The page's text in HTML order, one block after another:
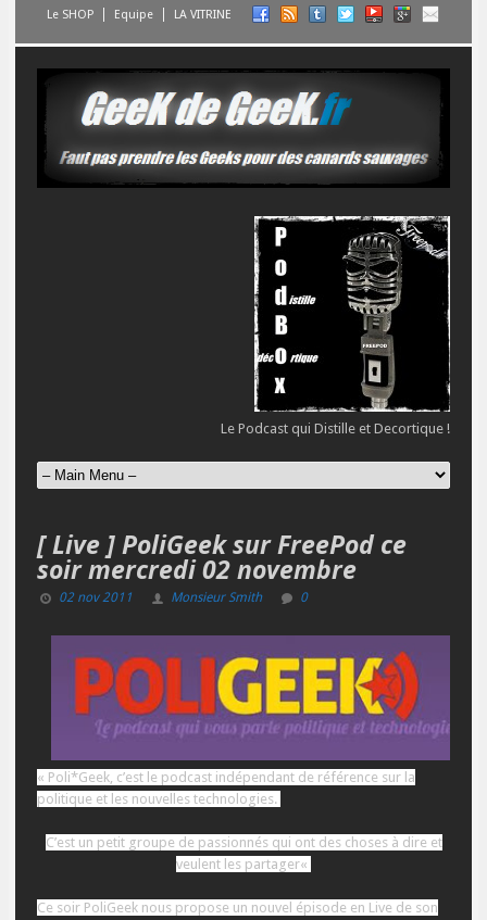
Le SHOP Equipe LA VITRINE
Le Podcast qui Distille et Decortique !
[ Live ] PoliGeek sur FreePod ce
soir mercredi 02 novembre
02 nov 2011 Monsieur Smith 0
« Poli*Geek, c’est le podcast indépendant de référence sur la
politique et les nouvelles technologies.
C’est un petit groupe de passionnés qui ont des choses à dire et
veulent les partager«
Ce soir PoliGeek nous propose un nouvel épisode en Live de son